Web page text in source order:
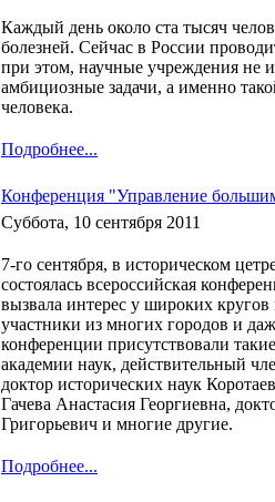
Каждый день около ста тысяч
болезней. Сейчас в России
при этом, научные учреждения не
амбициозные задачи, а именно
человека.
Подробнее...
Конференция "Управление
Суббота, 10 сентября 2011
7-го сентября, в историческом
состоялась всероссийская
вызвала интерес у широких кругов
участники из многих городов и
конференции присутствовали
академии наук, действительный
доктор исторических наук
Гачева Анастасия Георгиевна,
Григорьевич и многие другие.
Подробнее...